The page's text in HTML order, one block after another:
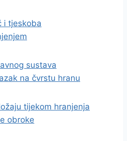
i tjeskoba
sustava
na čvrstu hranu
tijekom hranjenja
obroke